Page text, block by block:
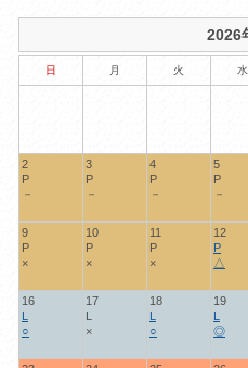
2026
日 月 火 水
2
P
－
3
P
－
4
P
－
5
P
－
9
P
×
10
P
×
11
P
×
12
P
△
16
L
○
17
L
×
18
L
○
19
L
◎